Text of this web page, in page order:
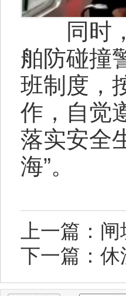
同时，
舶防碰撞
班制度，
作，自觉
落实安全
海”。
上一篇：
下一篇：